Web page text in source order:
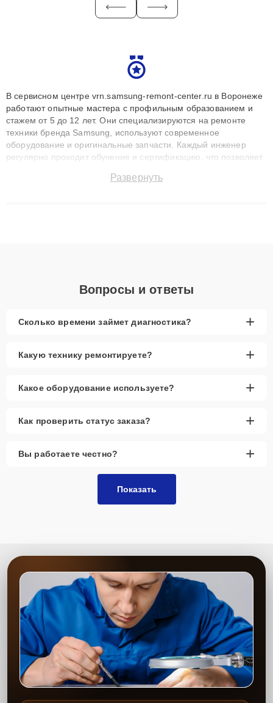
В сервисном центре vrn.samsung-remont-center.ru в Воронеже
работают опытные мастера с профильным образованием и
стажем от 5 до 12 лет. Они специализируются на ремонте
техники бренда Samsung, используют современное
оборудование и оригинальные запчасти. Каждый инженер
регулярно проходит обучение и сертификацию, что позволяет
технику с сохранением гарантии до 3 лет. Наши мастера
Развернуть
Вопросы и ответы
Сколько времени займет диагностика? +
Какую технику ремонтируете? +
Какое оборудование используете? +
Как проверить статус заказа? +
Вы работаете честно? +
Показать